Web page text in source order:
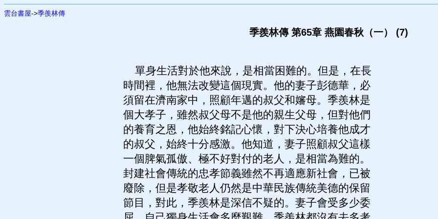
雲台書屋->季羨林傳
季羨林傳 第65章 燕園春秋（一） (7)
單身生活對於他來說，是相當困難的。但是，在長
時間裡，他無法改變這個現實。他的妻子彭德華，必
須留在濟南家中，照顧年邁的叔父和嬸母。季羨林是
個大孝子，雖然叔父母不是他的親生父母，但對他們
的養育之恩，他始終銘記心懷，對下決心培養他成才
的叔父，始終十分感激。他知道，妻子照顧叔父這樣
一個脾氣孤傲、極不好對付的老人，是相當為難的。
封建社會傳統的忠孝節義雖然不再適應新社會，已被
廢除，但是孝敬老人仍然是中華民族傳統美德的保留
節目，對此，季羨林是深信不疑的。妻子會受多少委